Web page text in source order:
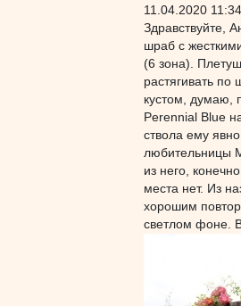
11.04.2020 11:34
Здравствуйте,
шраб с
(6 зона).
растягивать
кустом, думаю,
Perennial Blue
ствола ему
любительницы
из него,
места нет. Из
хорошим
светлом фоне.